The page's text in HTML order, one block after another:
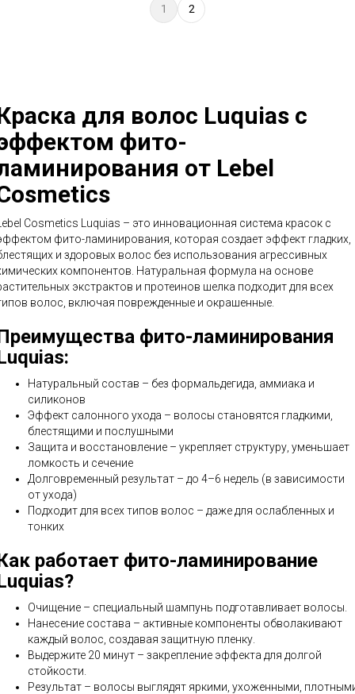
1 2
для волос Luquias с
фито-
от Lebel
Cosmetics Luquias – это инновационная система красок с
фито-ламинирования, которая создает эффект гладких,
и здоровых волос без использования агрессивных
компонентов. Натуральная формула на основе
экстрактов и протеинов шелка подходит для всех
волос, включая поврежденные и окрашенные.
фито-ламинирования
Натуральный состав – без формальдегида, аммиака и
силиконов
Эффект салонного ухода – волосы становятся гладкими,
блестящими и послушными
Защита и восстановление – укрепляет структуру, уменьшает
ломкость и сечение
Долговременный результат – до 4–6 недель (в зависимости
от ухода)
Подходит для всех типов волос – даже для ослабленных и
тонких
работает фито-ламинирование
Очищение – специальный шампунь подготавливает волосы.
Нанесение состава – активные компоненты обволакивают
каждый волос, создавая защитную пленку.
Выдержите 20 минут – закрепление эффекта для долгой
стойкости.
Результат – волосы выглядят яркими, ухоженными,